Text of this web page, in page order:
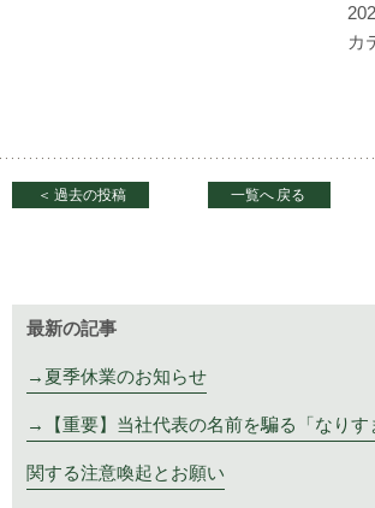
カ
＜ 過去の投稿 一覧へ 戻る
最新の記事
夏季休業のお知らせ
【重要】当社代表の名前を騙る「なり
関する注意喚起とお願い